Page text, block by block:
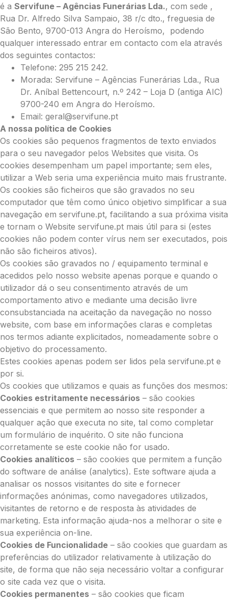
é a Servifune – Agências Funerárias Lda., com sede ,
Rua Dr. Alfredo Silva Sampaio, 38 r/c dto., freguesia de
São Bento, 9700-013 Angra do Heroísmo, podendo
qualquer interessado entrar em contacto com ela através
dos seguintes contactos:
Telefone: 295 215 242.
Morada: Servifune – Agências Funerárias Lda., Rua
Dr. Aníbal Bettencourt, n.º 242 – Loja D (antiga AIC)
9700-240 em Angra do Heroísmo.
Email: geral@servifune.pt
A nossa política de Cookies
Os cookies são pequenos fragmentos de texto enviados
para o seu navegador pelos Websites que visita. Os
cookies desempenham um papel importante; sem eles,
utilizar a Web seria uma experiência muito mais frustrante.
Os cookies são ficheiros que são gravados no seu
computador que têm como único objetivo simplificar a sua
navegação em servifune.pt, facilitando a sua próxima visita
e tornam o Website servifune.pt mais útil para si (estes
cookies não podem conter vírus nem ser executados, pois
não são ficheiros ativos).
Os cookies são gravados no / equipamento terminal e
acedidos pelo nosso website apenas porque e quando o
utilizador dá o seu consentimento através de um
comportamento ativo e mediante uma decisão livre
consubstanciada na aceitação da navegação no nosso
website, com base em informações claras e completas
nos termos adiante explicitados, nomeadamente sobre o
objetivo do processamento.
Estes cookies apenas podem ser lidos pela servifune.pt e
por si.
Os cookies que utilizamos e quais as funções dos mesmos:
Cookies estritamente necessários – são cookies
essenciais e que permitem ao nosso site responder a
qualquer ação que executa no site, tal como completar
um formulário de inquérito. O site não funciona
corretamente se este cookie não for usado.
Cookies analíticos – são cookies que permitem a função
do software de análise (analytics). Este software ajuda a
analisar os nossos visitantes do site e fornecer
informações anónimas, como navegadores utilizados,
visitantes de retorno e de resposta às atividades de
marketing. Esta informação ajuda-nos a melhorar o site e
sua experiência on-line.
Cookies de Funcionalidade – são cookies que guardam as
preferências do utilizador relativamente à utilização do
site, de forma que não seja necessário voltar a configurar
o site cada vez que o visita.
Cookies permanentes – são cookies que ficam